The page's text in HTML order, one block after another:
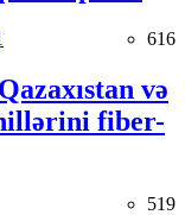
616
və
fiber-
519